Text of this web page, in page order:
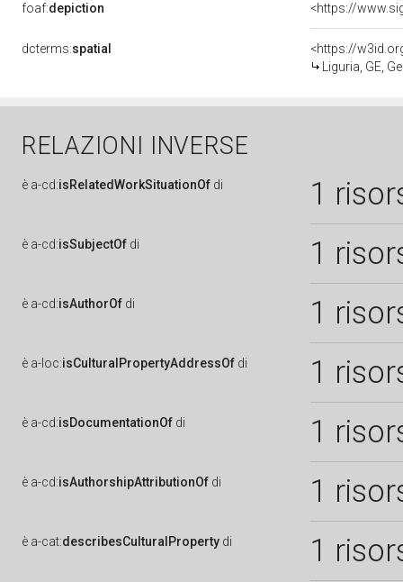
foaf:depiction
dcterms:spatial
<https://
Liguria, GE,
RELAZIONI INVERSE
è a-cd:isRelatedWorkSituationOf di 1
è a-cd:isSubjectOf di 1
è a-cd:isAuthorOf di 1
è a-loc:isCulturalPropertyAddressOf di 1
è a-cd:isDocumentationOf di 1
è a-cd:isAuthorshipAttributionOf di 1
è a-cat:describesCulturalProperty di 1